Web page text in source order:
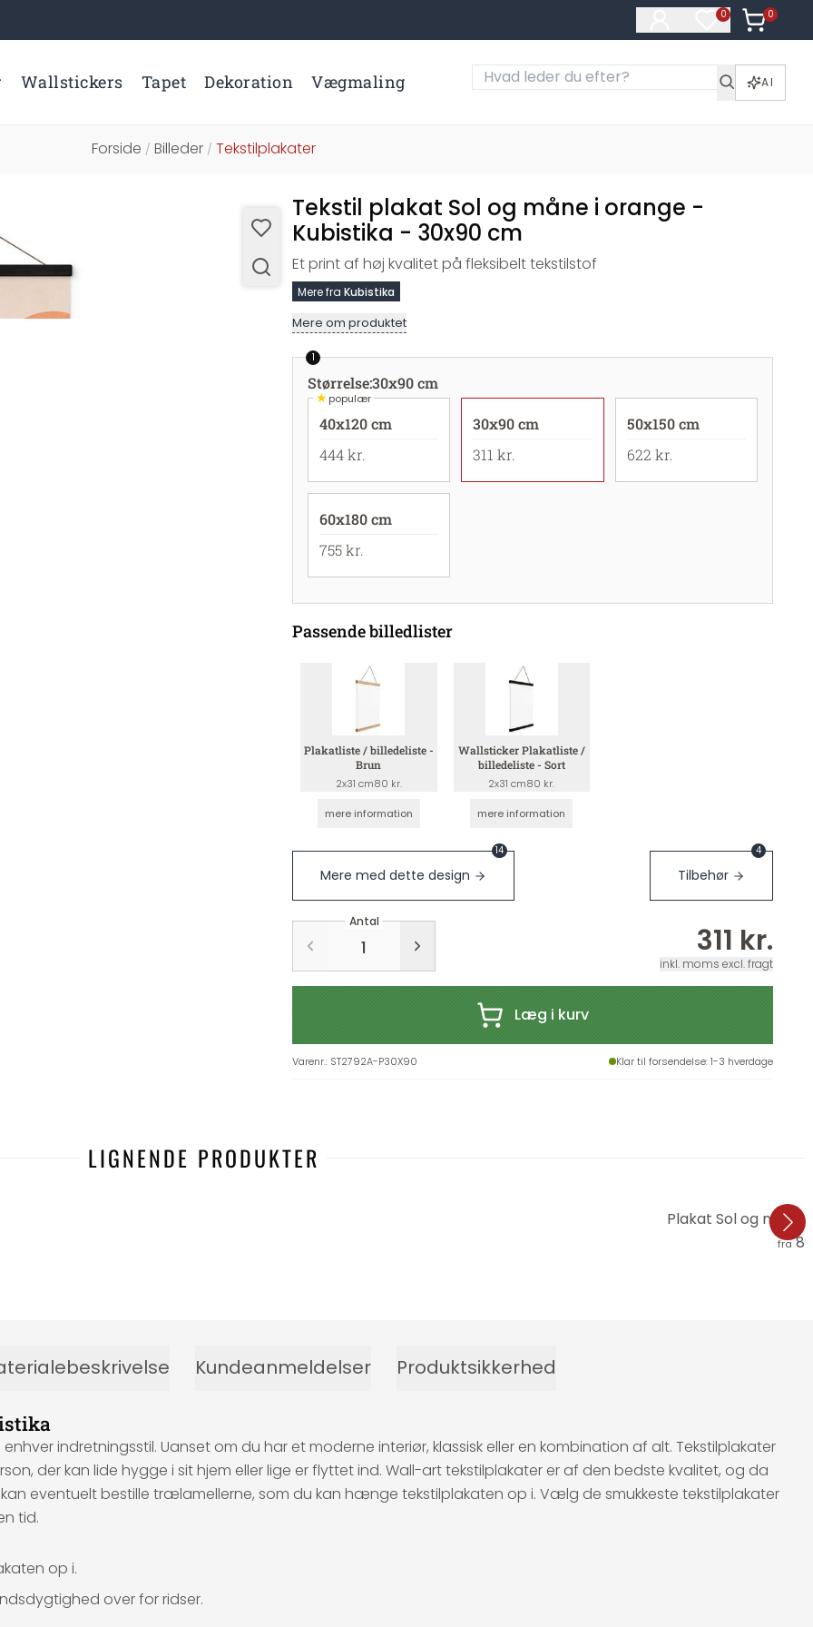
0
Varer på
0
Varer i
Wallstickers Tapet Dekoration Vægmaling AI
Forside / Billeder/ Tekstilplakater
Tekstil plakat Sol og måne i orange -
Kubistika - 30x90 cm
Et print af høj kvalitet på fleksibelt tekstilstof
Mere fra Kubistika
Mere om produktet
1
Størrelse:30x90 cm
★populær
40x120 cm
444 kr.
30x90 cm
311 kr.
50x150 cm
622 kr.
60x180 cm
755 kr.
Passende billedlister
Plakatliste / billedeliste -
Brun
2x31 cm80 kr.
mere information
Wallsticker Plakatliste /
billedeliste - Sort
2x31 cm80 kr.
mere information
Mere med dette design
14
Tilbehør
4
Antal
311 kr.
inkl. moms excl. fragt
Læg i kurv
Varenr.: ST2792A-P30X90 Klar til forsendelse: 1-3 hverdage
LIGNENDE PRODUKTER
Plakat Sol og måne
fra
Kundeanmeldelser Produktsikkerhed
indretningsstil. Uanset om du har et moderne interiør, klassisk eller en kombination af alt. Tekstilplakater
der kan lide hygge i sit hjem eller lige er flyttet ind. Wall-art tekstilplakater er af den bedste kvalitet, og da
eventuelt bestille trælamellerne, som du kan hænge tekstilplakaten op i. Vælg de smukkeste tekstilplakater
tid.
op i.
over for ridser.